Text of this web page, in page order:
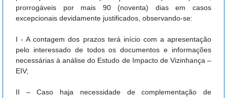
prorrogáveis por mais 90 (noventa) dias em casos
excepcionais devidamente justificados, observando-se:
I - A contagem dos prazos terá início com a apresentação
pelo interessado de todos os documentos e informações
necessárias à análise do Estudo de Impacto de Vizinhança –
EIV;
II – Caso haja necessidade de complementação de